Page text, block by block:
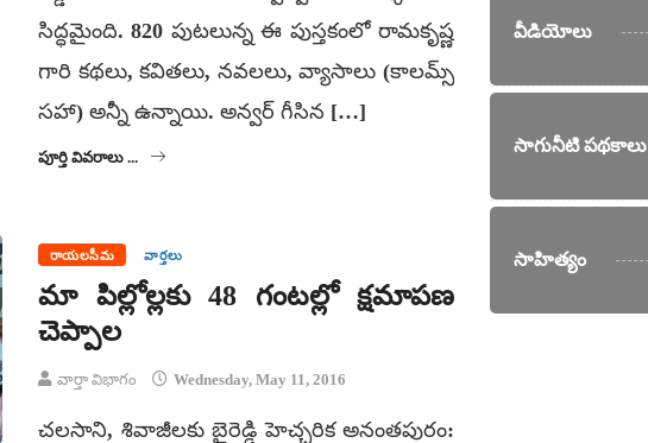
సిద్ధమైంది. 820 పుటలున్న ఈ పుస్తకంలో రామకృష్ణ
గారి కథలు, కవితలు, నవలలు, వ్యాసాలు (కాలమ్స్
సహా) అన్నీ ఉన్నాయి. అన్వర్ గీసిన […]
పూర్తి వివరాలు ...
రాయలసీమ వార్తలు
మా పిల్లోల్లకు 48 గంటల్లో క్షమాపణ
చెప్పాల
వార్తా విభాగం Wednesday, May 11, 2016
చలసాని, శివాజీలకు బైరెడ్డి హెచ్చరిక అనంతపురం:
వీడియోలు
సాగునీటి పథకాలు
సాహిత్యం